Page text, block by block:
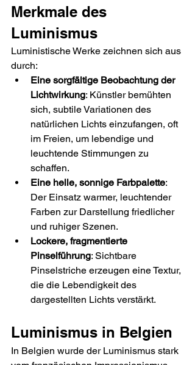
Merkmale des
Luminismus
Luministische Werke zeichnen sich aus
durch:
Eine sorgfältige Beobachtung der
Lichtwirkung: Künstler bemühten
sich, subtile Variationen des
natürlichen Lichts einzufangen, oft
im Freien, um lebendige und
leuchtende Stimmungen zu
schaffen.
Eine helle, sonnige Farbpalette:
Der Einsatz warmer, leuchtender
Farben zur Darstellung friedlicher
und ruhiger Szenen.
Lockere, fragmentierte
Pinselführung: Sichtbare
Pinselstriche erzeugen eine Textur,
die die Lebendigkeit des
dargestellten Lichts verstärkt.
Luminismus in Belgien
In Belgien wurde der Luminismus stark